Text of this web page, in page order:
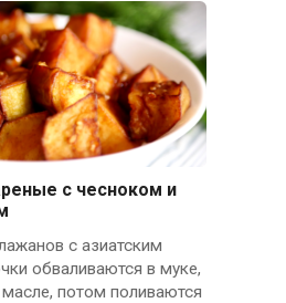
с чесноком и
с азиатским
обваливаются в муке,
потом поливаются